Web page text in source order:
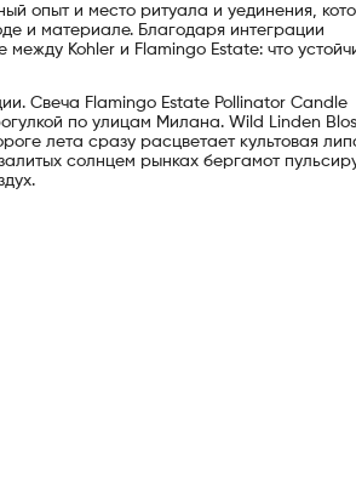
опыт и место ритуала и уединения,
и материале. Благодаря интеграции
Kohler и Flamingo Estate: что
Свеча Flamingo Estate Pollinator Candle
по улицам Милана. Wild Linden
лета сразу расцветает культовая
солнцем рынках бергамот